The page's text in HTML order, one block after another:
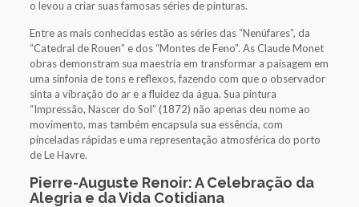
o levou a criar suas famosas séries de pinturas.
Entre as mais conhecidas estão as séries das “Nenúfares”, da
“Catedral de Rouen” e dos “Montes de Feno”. As Claude Monet
obras demonstram sua maestria em transformar a paisagem em
uma sinfonia de tons e reflexos, fazendo com que o observador
sinta a vibração do ar e a fluidez da água. Sua pintura
“Impressão, Nascer do Sol” (1872) não apenas deu nome ao
movimento, mas também encapsula sua essência, com
pinceladas rápidas e uma representação atmosférica do porto
de Le Havre.
Pierre-Auguste Renoir: A Celebração da
Alegria e da Vida Cotidiana